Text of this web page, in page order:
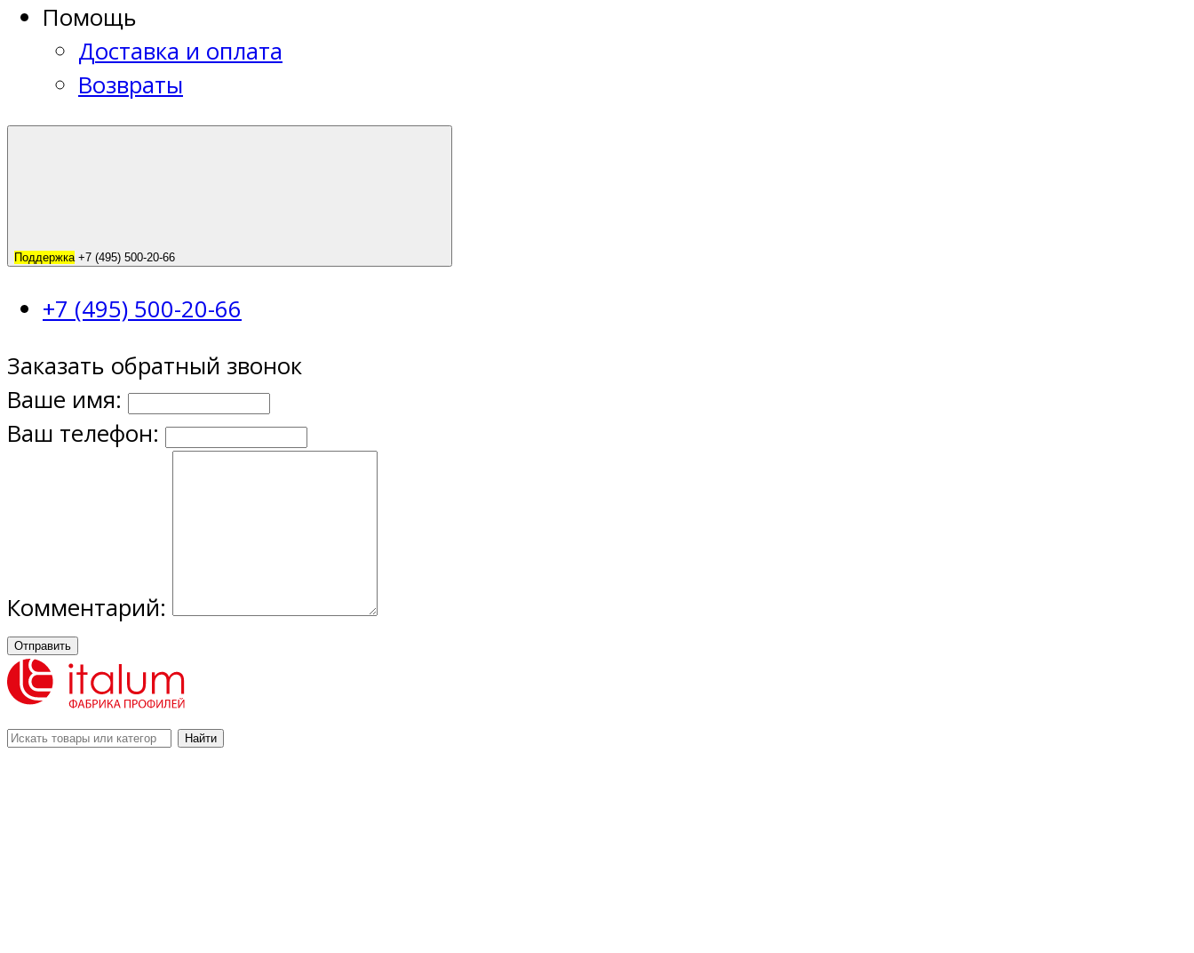
Помощь
Доставка и оплата
Возвраты
Поддержка +7 (495) 500-20-66
+7 (495) 500-20-66
Заказать обратный звонок
Ваше имя:
Ваш телефон:
Комментарий:
Отправить
Найти